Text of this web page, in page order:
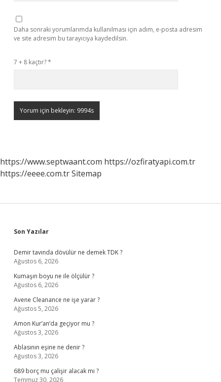
Daha sonraki yorumlarımda kullanılması için adım, e-posta adresim
ve site adresim bu tarayıcıya kaydedilsin.
7 + 8 kaçtır?*
https://www.septwaant.com https://ozfiratyapi.com.tr
https://eeee.com.trSitemap
Sidebar
Son Yazılar
Demir tavında dövülür ne demek TDK ?
Ağustos 6, 2026
Kumaşın boyu ne ile ölçülür ?
Ağustos 6, 2026
Avene Cleanance ne işe yarar ?
Ağustos 5, 2026
Amon Kur’an’da geçiyor mu ?
Ağustos 3, 2026
Ablasının eşine ne denir ?
Ağustos 3, 2026
689 borç mu çalişir alacak mı ?
Temmuz 30, 2026